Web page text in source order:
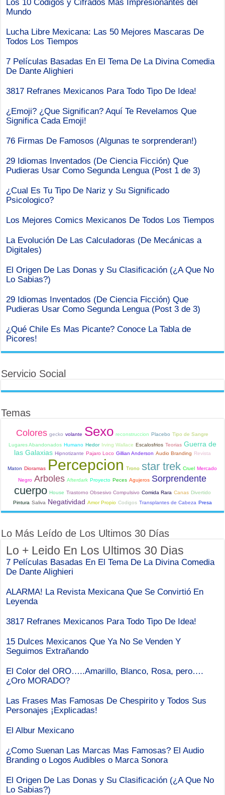
Los 10 Codigos y Cifrados Mas Impresionantes del
Mundo
Lucha Libre Mexicana: Las 50 Mejores Mascaras De
Todos Los Tiempos
7 Películas Basadas En El Tema De La Divina Comedia
De Dante Alighieri
3817 Refranes Mexicanos Para Todo Tipo De Idea!
¿Emoji? ¿Que Significan? Aquí Te Revelamos Que
Significa Cada Emoji!
76 Firmas De Famosos (Algunas te sorprenderan!)
29 Idiomas Inventados (De Ciencia Ficción) Que
Pudieras Usar Como Segunda Lengua (Post 1 de 3)
¿Cual Es Tu Tipo De Nariz y Su Significado
Psicologico?
Los Mejores Comics Mexicanos De Todos Los Tiempos
La Evolución De Las Calculadoras (De Mecánicas a
Digitales)
El Origen De Las Donas y Su Clasificación (¿A Que No
Lo Sabias?)
29 Idiomas Inventados (De Ciencia Ficción) Que
Pudieras Usar Como Segunda Lengua (Post 3 de 3)
¿Qué Chile Es Mas Picante? Conoce La Tabla de
Picores!
Servicio Social
Temas
Colores gecko volante Sexo reconstruccion Placebo Tipo de Sangre
Lugares Abandonados Humano Hedor Irving Wallace Escalosfrios Teorias Guerra de
las Galaxias Hipnotizante Pajaro Loco Gillian Anderson Audio Branding Revista
Maton Dioramas Percepcion Trono star trek Cruel Mercado
Negro Arboles Afterdark Proyecto Peces Agujeros Sorprendente
cuerpo House Trastorno Obsesivo Compulsivo Comida Rara Canas Divertido
Pintura Saliva Negatividad Amor Propio Codigos Transplantes de Cabeza Presa
Lo Más Leído de Los Ultimos 30 Días
Lo + Leido En Los Ultimos 30 Dias
7 Películas Basadas En El Tema De La Divina Comedia
De Dante Alighieri
ALARMA! La Revista Mexicana Que Se Convirtió En
Leyenda
3817 Refranes Mexicanos Para Todo Tipo De Idea!
15 Dulces Mexicanos Que Ya No Se Venden Y
Seguimos Extrañando
El Color del ORO…..Amarillo, Blanco, Rosa, pero….
¿Oro MORADO?
Las Frases Mas Famosas De Chespirito y Todos Sus
Personajes ¡Explicadas!
El Albur Mexicano
¿Como Suenan Las Marcas Mas Famosas? El Audio
Branding o Logos Audibles o Marca Sonora
El Origen De Las Donas y Su Clasificación (¿A Que No
Lo Sabias?)